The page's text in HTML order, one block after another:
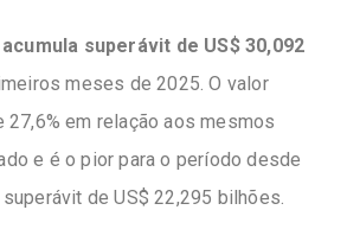
acumula superávit de US$ 30,092
meses de 2025. O valor
27,6% em relação aos mesmos
e é o pior para o período desde
de US$ 22,295 bilhões.